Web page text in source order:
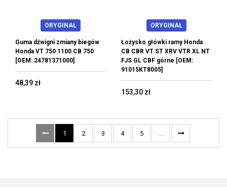
ORYGINAŁ
Guma dźwigni zmiany biegów
Honda VT 750 1100 CB 750
[OEM: 24781371000]
48,39 zł
ORYGINAŁ
Łożysko główki ramy Honda
CB CBR VT ST XRV VTR XL NT
FJS GL CBF górne [OEM:
91015KT8005]
153,30 zł
1 2 3 4 5 ...